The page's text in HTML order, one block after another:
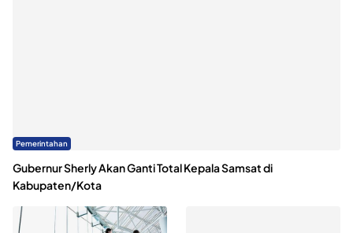
Pemerintahan
Gubernur Sherly Akan Ganti Total Kepala Samsat di
Kabupaten/Kota